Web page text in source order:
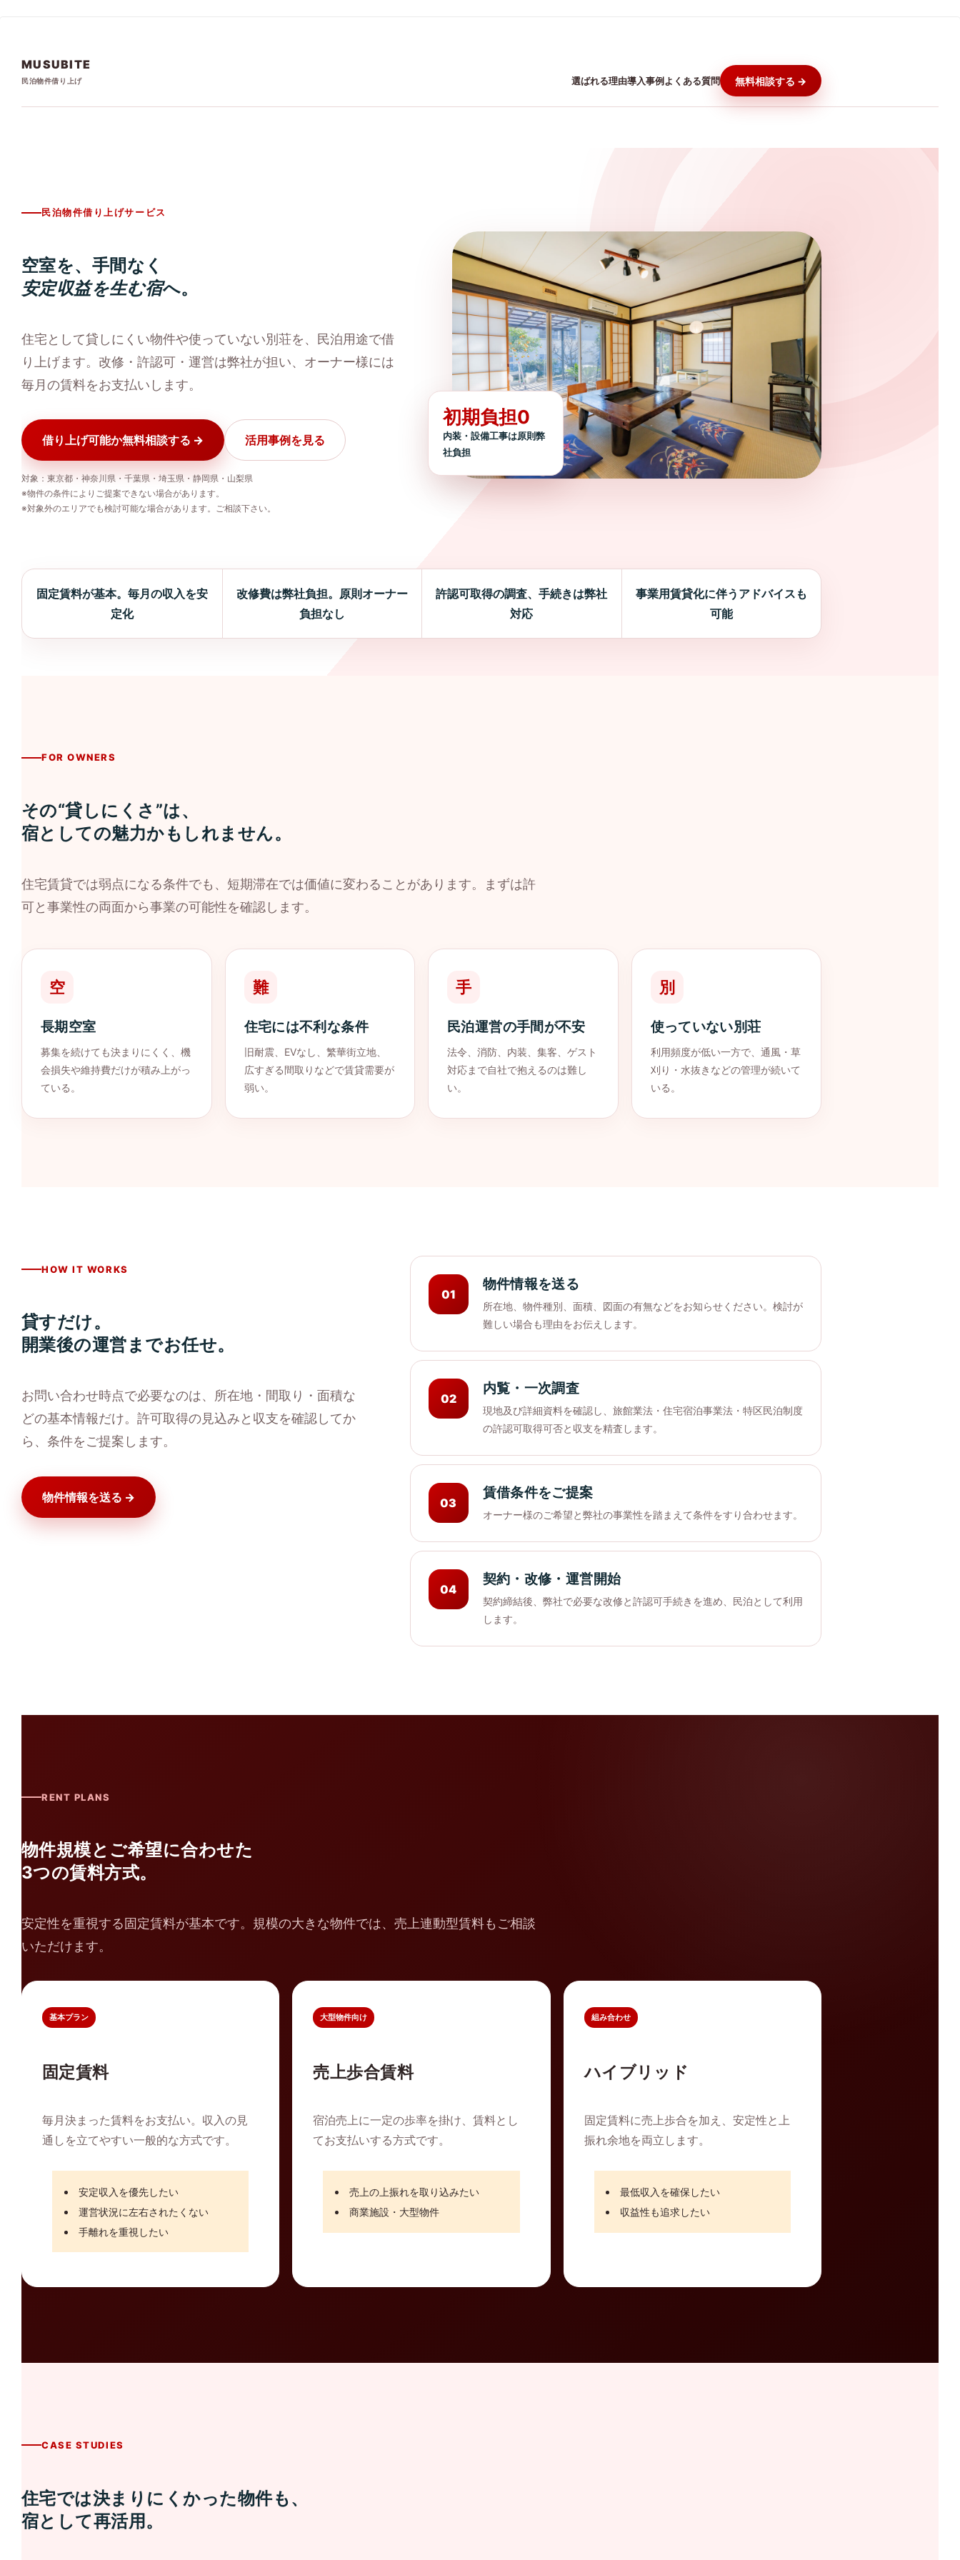
MUSUBITE
民泊物件借り上げ 選ばれる理由導入事例よくある質問 無料相談する →
民泊物件借り上げサービス
空室を、手間なく
安定収益を生む宿へ。
住宅として貸しにくい物件や使っていない別荘を、民泊用途で借
り上げます。改修・許認可・運営は弊社が担い、オーナー様には
毎月の賃料をお支払いします。
借り上げ可能か無料相談する → 活用事例を見る
対象：東京都・神奈川県・千葉県・埼玉県・静岡県・山梨県
※物件の条件によりご提案できない場合があります。
※対象外のエリアでも検討可能な場合があります。ご相談下さい。
初期負担0
内装・設備工事は原則弊
社負担
固定賃料が基本。毎月の収入を安
定化
改修費は弊社負担。原則オーナー
負担なし
許認可取得の調査、手続きは弊社
対応
事業用賃貸化に伴うアドバイスも
可能
FOR OWNERS
その“貸しにくさ”は、
宿としての魅力かもしれません。
住宅賃貸では弱点になる条件でも、短期滞在では価値に変わることがあります。まずは許
可と事業性の両面から事業の可能性を確認します。
空
長期空室
募集を続けても決まりにくく、機
会損失や維持費だけが積み上がっ
ている。
難
住宅には不利な条件
旧耐震、EVなし、繁華街立地、
広すぎる間取りなどで賃貸需要が
弱い。
手
民泊運営の手間が不安
法令、消防、内装、集客、ゲスト
対応まで自社で抱えるのは難し
い。
別
使っていない別荘
利用頻度が低い一方で、通風・草
刈り・水抜きなどの管理が続いて
いる。
HOW IT WORKS
貸すだけ。
開業後の運営までお任せ。
お問い合わせ時点で必要なのは、所在地・間取り・面積な
どの基本情報だけ。許可取得の見込みと収支を確認してか
ら、条件をご提案します。
物件情報を送る →
01
物件情報を送る
所在地、物件種別、面積、図面の有無などをお知らせください。検討が
難しい場合も理由をお伝えします。
02
内覧・一次調査
現地及び詳細資料を確認し、旅館業法・住宅宿泊事業法・特区民泊制度
の許認可取得可否と収支を精査します。
03
賃借条件をご提案
オーナー様のご希望と弊社の事業性を踏まえて条件をすり合わせます。
04
契約・改修・運営開始
契約締結後、弊社で必要な改修と許認可手続きを進め、民泊として利用
します。
RENT PLANS
物件規模とご希望に合わせた
3つの賃料方式。
安定性を重視する固定賃料が基本です。規模の大きな物件では、売上連動型賃料もご相談
いただけます。
基本プラン
固定賃料
毎月決まった賃料をお支払い。収入の見
通しを立てやすい一般的な方式です。
安定収入を優先したい
運営状況に左右されたくない
手離れを重視したい
大型物件向け
売上歩合賃料
宿泊売上に一定の歩率を掛け、賃料とし
てお支払いする方式です。
売上の上振れを取り込みたい
商業施設・大型物件
組み合わせ
ハイブリッド
固定賃料に売上歩合を加え、安定性と上
振れ余地を両立します。
最低収入を確保したい
収益性も追求したい
CASE STUDIES
住宅では決まりにくかった物件も、
宿として再活用。